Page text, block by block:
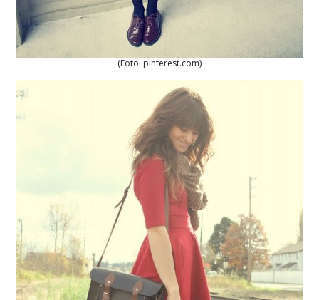
(Foto: pinterest.com)